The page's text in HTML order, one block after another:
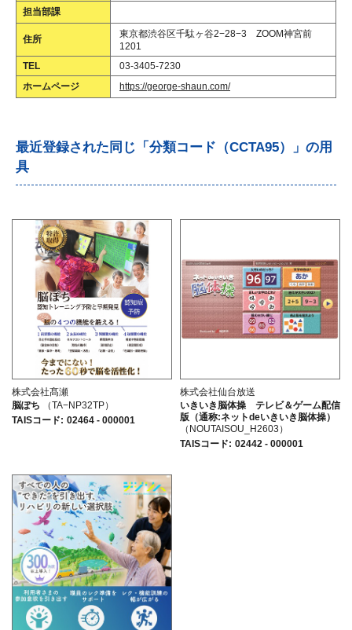
担当部課
住所
東京都渋谷区千駄ヶ谷2−28−3 ZOOM神宮前
1201
TEL
03-3405-7230
ホームページ
https://george-shaun.com/
最近登録された同じ「分類コード（CCTA95）」の用
具
株式会社髙瀬
脳ぽち
（TA−NP32TP）
TAISコード: 02464 - 000001
株式会社仙台放送
いきいき脳体操 テレビ＆ゲーム配信
版（通称:ネットdeいきいき脳体操）
（NOUTAISOU_H2603）
TAISコード: 02442 - 000001